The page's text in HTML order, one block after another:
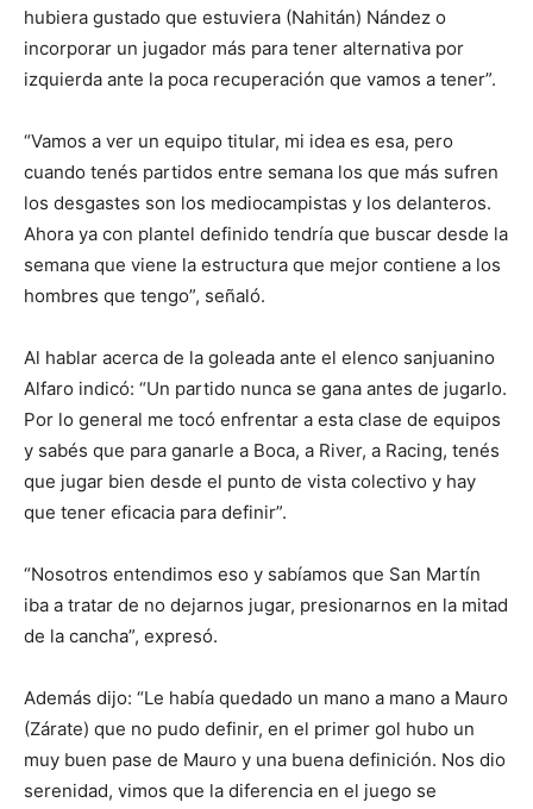
hubiera gustado que estuviera (Nahitán) Nández o
incorporar un jugador más para tener alternativa por
izquierda ante la poca recuperación que vamos a tener”.
“Vamos a ver un equipo titular, mi idea es esa, pero
cuando tenés partidos entre semana los que más sufren
los desgastes son los mediocampistas y los delanteros.
Ahora ya con plantel definido tendría que buscar desde la
semana que viene la estructura que mejor contiene a los
hombres que tengo”, señaló.
Al hablar acerca de la goleada ante el elenco sanjuanino
Alfaro indicó: “Un partido nunca se gana antes de jugarlo.
Por lo general me tocó enfrentar a esta clase de equipos
y sabés que para ganarle a Boca, a River, a Racing, tenés
que jugar bien desde el punto de vista colectivo y hay
que tener eficacia para definir”.
“Nosotros entendimos eso y sabíamos que San Martín
iba a tratar de no dejarnos jugar, presionarnos en la mitad
de la cancha”, expresó.
Además dijo: “Le había quedado un mano a mano a Mauro
(Zárate) que no pudo definir, en el primer gol hubo un
muy buen pase de Mauro y una buena definición. Nos dio
serenidad, vimos que la diferencia en el juego se